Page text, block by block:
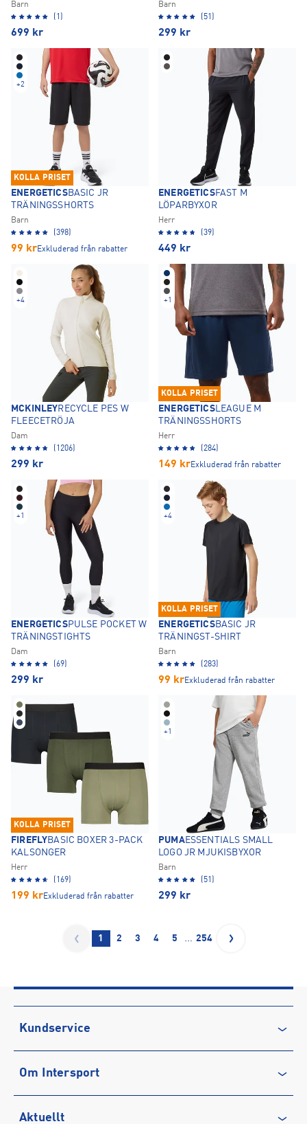
Barn
(1)
699 kr
Barn
(51)
299 kr
+2
KOLLA PRISET
ENERGETICSBASIC JR
TRÄNINGSSHORTS
Barn
(398)
99 krExkluderad från rabatter
ENERGETICSFAST M
LÖPARBYXOR
Herr
(39)
449 kr
+4
MCKINLEYRECYCLE PES W
FLEECETRÖJA
Dam
(1206)
299 kr
+1
KOLLA PRISET
ENERGETICSLEAGUE M
TRÄNINGSSHORTS
Herr
(284)
149 krExkluderad från rabatter
+1
ENERGETICSPULSE POCKET W
TRÄNINGSTIGHTS
Dam
(69)
299 kr
+4
KOLLA PRISET
ENERGETICSBASIC JR
TRÄNINGST-SHIRT
Barn
(283)
99 krExkluderad från rabatter
KOLLA PRISET
FIREFLYBASIC BOXER 3-PACK
KALSONGER
Herr
(169)
199 krExkluderad från rabatter
+1
PUMAESSENTIALS SMALL
LOGO JR MJUKISBYXOR
Barn
(51)
299 kr
1 2 3 4 5 … 254
Kundservice
Vanliga frågor & svar
Köpvillkor
Om Intersport
Aktuellt